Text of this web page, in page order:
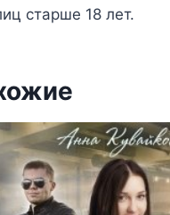
старше 18 лет.